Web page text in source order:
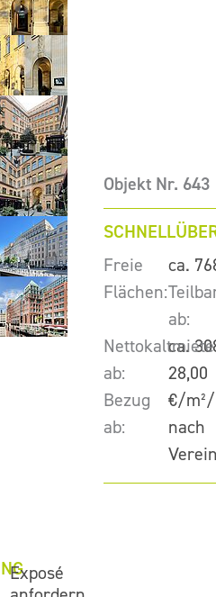
Objekt Nr. 643
Freie
Flächen:
ca.
ab:
ca.
Nettokaltmiete
ab:
28,00
€/
Bezug
ab:
nach
Exposé